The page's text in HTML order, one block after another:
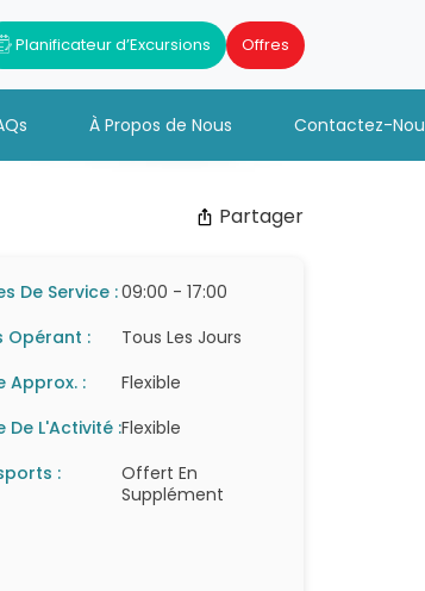
Planificateur d’Excursions Offres
À Propos de Nous Contactez-
Partager
De Service :09:00 - 17:00
Opérant :
Tous Les Jours
Approx. :
Flexible
De L'Activité :Flexible
:
Offert En
Supplément